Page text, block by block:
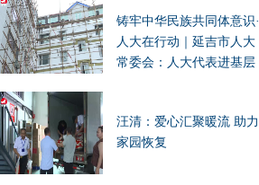
铸牢中华民族共同体意识·
人大在行动｜延吉市人大
常委会：人大代表进基层
汪清：爱心汇聚暖流 助力
家园恢复